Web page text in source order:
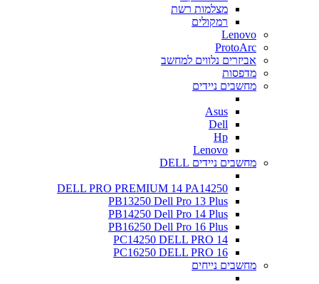
מצלמות רשת
רמקולים
Lenovo
ProtoArc
אביזרים נלווים למחשב
מדפסות
מחשבים ניידים
Asus
Dell
Hp
Lenovo
מחשבים ניידים DELL
DELL PRO PREMIUM 14 PA14250
PB13250 Dell Pro 13 Plus
PB14250 Dell Pro 14 Plus
PB16250 Dell Pro 16 Plus
PC14250 DELL PRO 14
PC16250 DELL PRO 16
מחשבים נייחים